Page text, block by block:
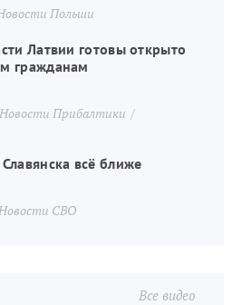
Польши
Латвии готовы открыто
гражданам
Новости Прибалтики
всё ближе
СВО
Все видео